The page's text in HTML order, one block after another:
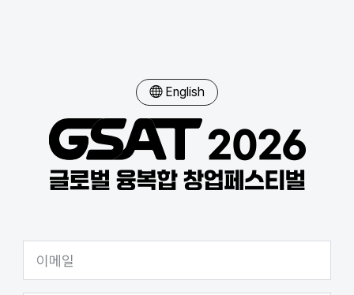
English